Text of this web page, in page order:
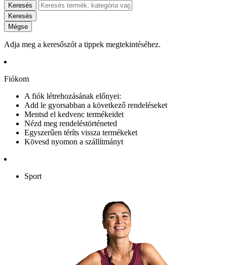
Keresés
Keresés
Mégse
Adja meg a keresőszót a tippek megtekintéséhez.
Fiókom
A fiók létrehozásának előnyei:
Add le gyorsabban a következő rendeléseket
Mentsd el kedvenc termékeidet
Nézd meg rendeléstörténeted
Egyszerűen téríts vissza termékeket
Kövesd nyomon a szállítmányt
Sport